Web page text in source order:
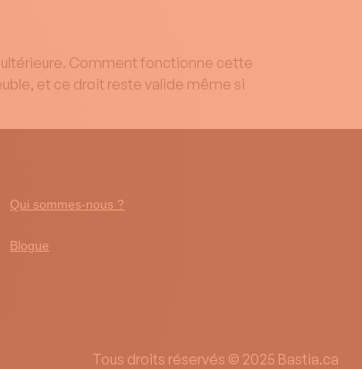
ultérieure. Comment fonctionne cette
et ce droit reste valide même si
Qui sommes-nous ?
Blogue
Tous droits réservés © 2025 Bastia.ca